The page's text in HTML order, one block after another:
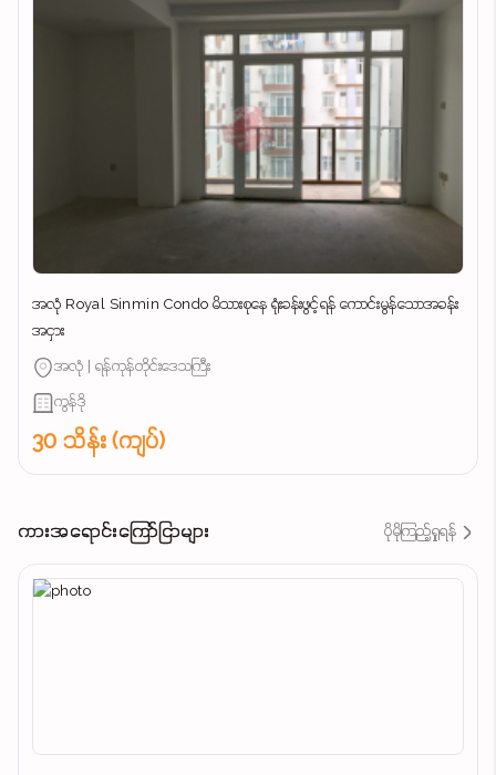
အလုံ Royal Sinmin Condo မိသားစုနေ ရုံးခန်းဖွင့်ရန် ကောင်းမွန်သောအခန်း
အငှား
အလုံ | ရန်ကုန်တိုင်းဒေသကြီး
ကွန်ဒို
30 သိန်း (ကျပ်)
ကားအရောင်းကြော်ငြာများ ပိုမိုကြည့်ရှုရန်